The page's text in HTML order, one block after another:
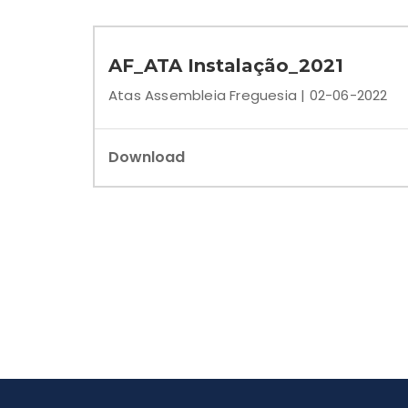
AF_ATA Instalação_2021
Atas Assembleia Freguesia | 02-06-2022
Download